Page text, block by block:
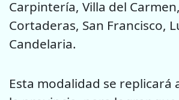
Carpintería, Villa del
Cortaderas, San Francisco,
Candelaria.
Esta modalidad se replicará